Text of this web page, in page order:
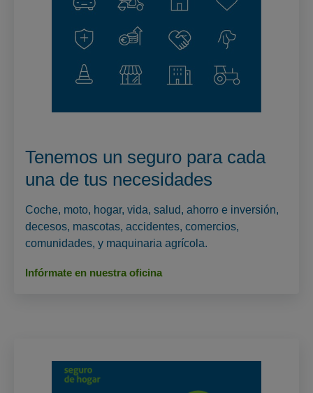
Tenemos un seguro para cada
una de tus necesidades
Coche, moto, hogar, vida, salud, ahorro e inversión,
decesos, mascotas, accidentes, comercios,
comunidades, y maquinaria agrícola.
Infórmate en nuestra oficina